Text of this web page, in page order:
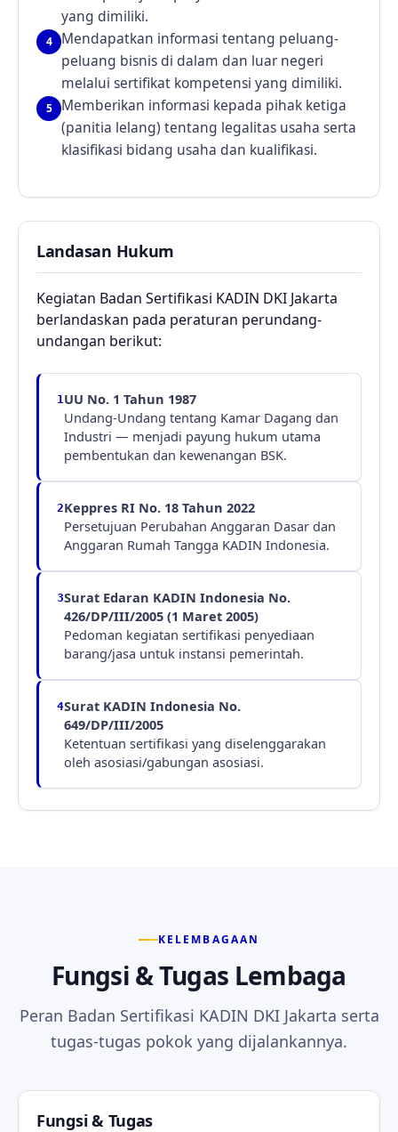
yang dimiliki.
4
Mendapatkan informasi tentang peluang-
peluang bisnis di dalam dan luar negeri
melalui sertifikat kompetensi yang dimiliki.
5
Memberikan informasi kepada pihak ketiga
(panitia lelang) tentang legalitas usaha serta
klasifikasi bidang usaha dan kualifikasi.
Landasan Hukum
Kegiatan Badan Sertifikasi KADIN DKI Jakarta
berlandaskan pada peraturan perundang-
undangan berikut:
1UU No. 1 Tahun 1987
Undang-Undang tentang Kamar Dagang dan
Industri — menjadi payung hukum utama
pembentukan dan kewenangan BSK.
2Keppres RI No. 18 Tahun 2022
Persetujuan Perubahan Anggaran Dasar dan
Anggaran Rumah Tangga KADIN Indonesia.
3Surat Edaran KADIN Indonesia No.
426/DP/III/2005 (1 Maret 2005)
Pedoman kegiatan sertifikasi penyediaan
barang/jasa untuk instansi pemerintah.
4Surat KADIN Indonesia No.
649/DP/III/2005
Ketentuan sertifikasi yang diselenggarakan
oleh asosiasi/gabungan asosiasi.
KELEMBAGAAN
Fungsi & Tugas Lembaga
Peran Badan Sertifikasi KADIN DKI Jakarta serta
tugas-tugas pokok yang dijalankannya.
Fungsi & Tugas